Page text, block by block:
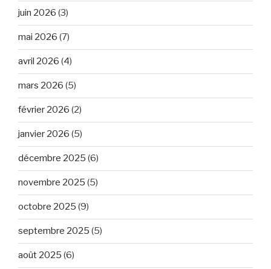
juin 2026 (3)
mai 2026 (7)
avril 2026 (4)
mars 2026 (5)
février 2026 (2)
janvier 2026 (5)
décembre 2025 (6)
novembre 2025 (5)
octobre 2025 (9)
septembre 2025 (5)
août 2025 (6)